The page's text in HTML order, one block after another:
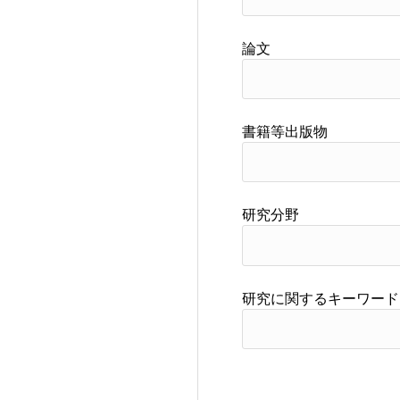
論文
書籍等出版物
研究分野
研究に関するキーワード